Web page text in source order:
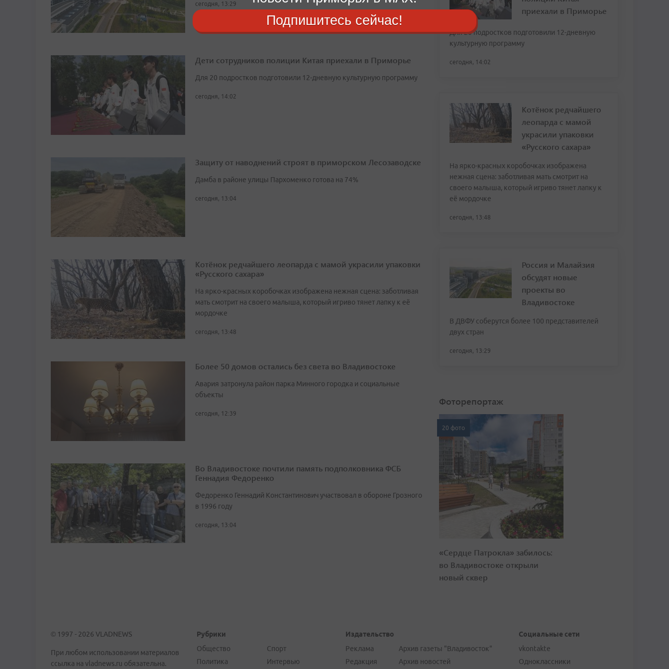
сегодня, 13:29
Дети сотрудников полиции Китая приехали в Приморье
Для 20 подростков подготовили 12-дневную культурную программу
сегодня, 14:02
Защиту от наводнений строят в приморском Лесозаводске
Дамба в районе улицы Пархоменко готова на 74%
сегодня, 13:04
Котёнок редчайшего леопарда с мамой украсили упаковки
«Русского сахара»
На ярко-красных коробочках изображена нежная сцена: заботливая
мать смотрит на своего малыша, который игриво тянет лапку к её
мордочке
сегодня, 13:48
Более 50 домов остались без света во Владивостоке
Авария затронула район парка Минного городка и социальные
объекты
сегодня, 12:39
Во Владивостоке почтили память подполковника ФСБ
Геннадия Федоренко
Федоренко Геннадий Константинович участвовал в обороне Грозного
в 1996 году
сегодня, 13:04
приехали в Приморье
Для 20 подростков подготовили 12-дневную
культурную программу
сегодня, 14:02
Котёнок редчайшего
леопарда с мамой
украсили упаковки
«Русского сахара»
На ярко-красных коробочках изображена
нежная сцена: заботливая мать смотрит на
своего малыша, который игриво тянет лапку к
её мордочке
сегодня, 13:48
Россия и Малайзия
обсудят новые
проекты во
Владивостоке
В ДВФУ соберутся более 100 представителей
двух стран
сегодня, 13:29
Фоторепортаж
20 фото
«Сердце Патрокла» забилось:
во Владивостоке открыли
новый сквер
© 1997 - 2026 VLADNEWS
При любом использовании материалов
ссылка на vladnews.ru обязательна.
Рубрики
Общество
Политика
Спорт
Интервью
Издательство
Реклама
Редакция
Архив газеты "Владивосток"
Архив новостей
Социальные сети
vkontakte
Одноклассники
Подпишитесь сейчас!